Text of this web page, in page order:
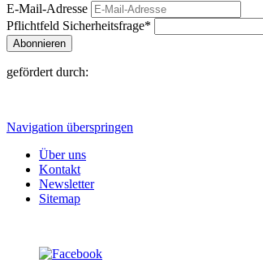
E-Mail-Adresse
Pflichtfeld Sicherheitsfrage*
Abonnieren
gefördert durch:
Navigation überspringen
Über uns
Kontakt
Newsletter
Sitemap